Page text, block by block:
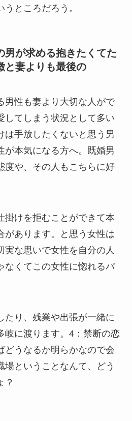
ところだろう。
男が求める抱きたくてた
と妻よりも最後の
男性も妻より大切な人がで
してしまう状況として多い
は手放したくないと思う男
が本気になる方へ。既婚男
度や、その人もこちらに好
掛けを拒むことができて本
があります。と思う女性は
実な思いで女性を自分の人
なくてこの女性に惚れるパ
たり、残業や出張が一緒に
岐に渡ります。4：禁断の恋
うなるか明らかなので会
場ということなんて、どう
？